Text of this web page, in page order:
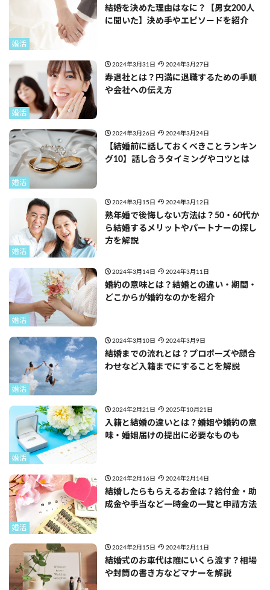
婚活
結婚を決めた理由はなに？【男女200人
に聞いた】決め手やエピソードを紹介
婚活
2024年3月31日 2024年3月27日
寿退社とは？円満に退職するための手順
や会社への伝え方
婚活
2024年3月26日 2024年3月24日
【結婚前に話しておくべきことランキン
グ10】話し合うタイミングやコツとは
婚活
2024年3月15日 2024年3月12日
熟年婚で後悔しない方法は？50・60代か
ら結婚するメリットやパートナーの探し
方を解説
婚活
2024年3月14日 2024年3月11日
婚約の意味とは？結婚との違い・期間・
どこからが婚約なのかを紹介
婚活
2024年3月10日 2024年3月9日
結婚までの流れとは？プロポーズや顔合
わせなど入籍までにすることを解説
婚活
2024年2月21日 2025年10月21日
入籍と結婚の違いとは？婚姻や婚約の意
味・婚姻届けの提出に必要なものも
婚活
2024年2月16日 2024年2月14日
結婚したらもらえるお金は？給付金・助
成金や手当など一時金の一覧と申請方法
2024年2月15日 2024年2月11日
結婚式のお車代は誰にいくら渡す？相場
や封筒の書き方などマナーを解説